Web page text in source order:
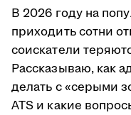
В 2026 году на
приходить сотни
соискатели
Рассказываю, как
делать с «серыми
ATS и какие